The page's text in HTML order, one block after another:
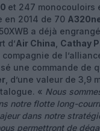
et 247 monocouloirs
en 2014 de 70
a déjà
d’Air China Cathay
compagnie de
une commande de
, d’une valeur de 3,9
« Nous
notre flotte long-
dans notre
permettront de